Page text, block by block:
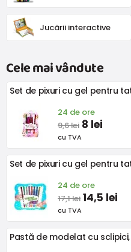
Jucării interactive
Cele mai vândute
Set de pixuri cu gel pentru
24 de ore
9,6 lei 8 lei
cu TVA
Set de pixuri cu gel pentru
24 de ore
17,1 lei 14,5 lei
cu TVA